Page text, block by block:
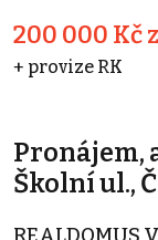
200 000 Kč
+ provize RK
Pronájem,
Školní ul.,